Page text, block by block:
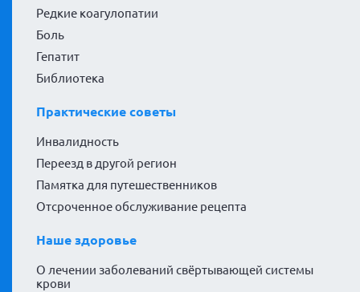
Редкие коагулопатии
Боль
Гепатит
Библиотека
Практические советы
Инвалидность
Переезд в другой регион
Памятка для путешественников
Отсроченное обслуживание рецепта
Наше здоровье
О лечении заболеваний свёртывающей системы
крови